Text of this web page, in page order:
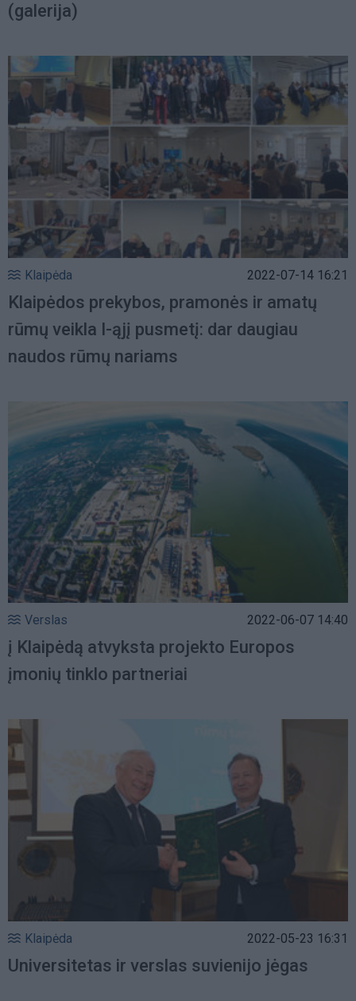
(galerija)
Klaipėda 2022-07-14 16:21
Klaipėdos prekybos, pramonės ir amatų
rūmų veikla I-ąjį pusmetį: dar daugiau
naudos rūmų nariams
Verslas 2022-06-07 14:40
į Klaipėdą atvyksta projekto Europos
įmonių tinklo partneriai
Klaipėda 2022-05-23 16:31
Universitetas ir verslas suvienijo jėgas